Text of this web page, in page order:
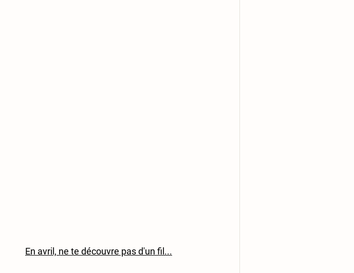
En avril, ne te découvre pas d'un fil...